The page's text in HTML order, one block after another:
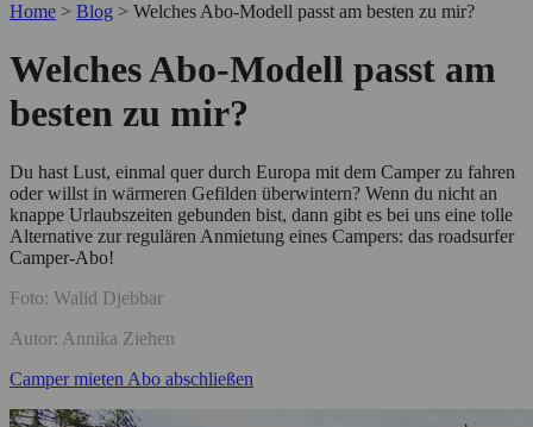
Home > Blog > Welches Abo-Modell passt am besten zu mir?
Welches Abo-Modell passt am
besten zu mir?
Du hast Lust, einmal quer durch Europa mit dem Camper zu fahren
oder willst in wärmeren Gefilden überwintern? Wenn du nicht an
knappe Urlaubszeiten gebunden bist, dann gibt es bei uns eine tolle
Alternative zur regulären Anmietung eines Campers: das roadsurfer
Camper-Abo!
Foto: Walid Djebbar
Autor: Annika Ziehen
Camper mieten Abo abschließen